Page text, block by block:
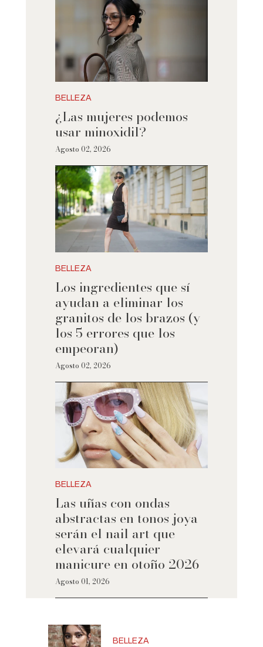
BELLEZA
¿Las mujeres podemos
usar minoxidil?
Agosto 02, 2026
BELLEZA
Los ingredientes que sí
ayudan a eliminar los
granitos de los brazos (y
los 5 errores que los
empeoran)
Agosto 02, 2026
BELLEZA
Las uñas con ondas
abstractas en tonos joya
serán el nail art que
elevará cualquier
manicure en otoño 2026
Agosto 01, 2026
BELLEZA